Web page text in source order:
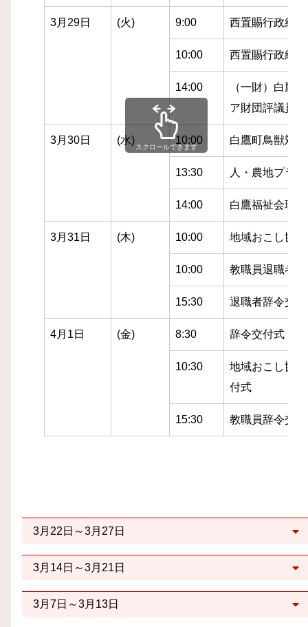
3月29日 (火) 9:00 西置賜行政組
10:00 西置賜行政組
14:00
（一財）白鷹
ア財団評議員会
3月30日 (水) 10:00 白鷹町鳥獣対
13:30 人・農地プラ
14:00 白鷹福祉会理
3月31日 (木) 10:00 地域おこし協
10:00 教職員退職者
15:30 退職者辞令交
4月1日 (金) 8:30 辞令交付式
10:30
地域おこし協
付式
15:30 教職員辞令交
スクロールできます
3月22日～3月27日
3月14日～3月21日
3月7日～3月13日